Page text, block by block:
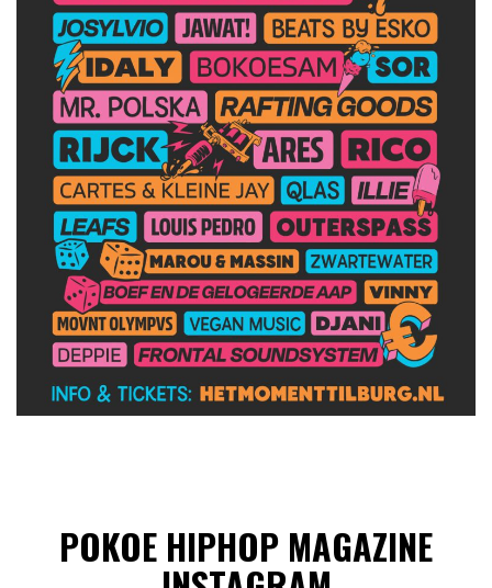
POKOE HIPHOP MAGAZINE